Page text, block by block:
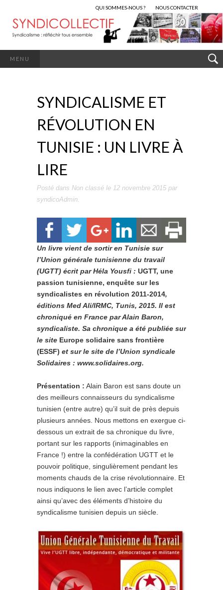
QUI SOMMES-NOUS ? NOUS CONTACTER
MENU
SYNDICALISME ET
RÉVOLUTION EN
TUNISIE : UN LIVRE À
LIRE
Posté dans Non classé le 12 novembre 2015 par
syndicoAdmin.
Un livre vient de sortir en Tunisie sur
l’Union générale tunisienne du travail
(UGTT) écrit par Héla Yousfi : UGTT, une
passion tunisienne, enquête sur les
syndicalistes en révolution 2011-2014,
éditions Med Ali/IRMC, Tunis, 2015. Il est
chroniqué en France par Alain Baron,
syndicaliste. Sa chronique a été publiée sur
le site Europe solidaire sans frontière
(ESSF) et sur le site de l’Union syndicale
Solidaires : www.solidaires.org.
Présentation : Alain Baron est sans doute un
des meilleurs connaisseurs du syndicalisme
tunisien (entre autre) qu’il suit de près depuis
plusieurs années. Nous mettons en exergue ci-
dessous un extrait de sa chronique du livre,
portant sur les rapports (inimaginables en
France !) entre la confédération UGTT et le
pouvoir politique, singulièrement pendant les
moments chauds de la crise révolutionnaire. Et
nous indiquons le lien avec l’article complet
ainsi qu’avec des éléments d’histoire du
syndicalisme tunisien depuis un siècle.